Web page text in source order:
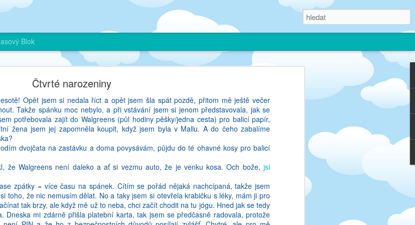
Čtvrté narozeniny
Opět jsem si nedala říct a opět jsem šla spát pozdě, přitom mě ještě večer
Takže spánku moc nebylo, a při vstávání jsem si jenom představovala, jak se
potřebovala zajít do Walgreens (půl hodiny pěšky/jedna cesta) pro balicí papír,
žena jsem jej zapomněla koupit, když jsem byla v Mallu. A do čeho zabalíme
dvojčata na zastávku a doma povysávám, půjdu do té ohavné kosy pro balicí
že Walgreens není daleko a ať si vezmu auto, že je venku kosa. Och bože, jsi
zpátky = více času na spánek. Cítím se pořád nějaká nachcípaná, takže jsem
toho, že nic nemusím dělat. No a taky jsem si otevřela krabičku s léky, mám ji pro
tak brzy, ale když mě už to neba, chci začít chodit na tu jógu. Hned jak se tedy
Dneska mi zdárně přišla platební karta, tak jsem se předčasně radovala, protože
Blok
nemluvit plynule zadnym jazykem?
Pamatuju si, jak blog byl mym dobrym pritelem ve Francii, kde jsem se mohla
taky se podelit o zajimavosti, na ktere jsem pri sve ceste narazila. On je ten svet
vas nikdo necte, delate neco spatne. A mozna proto jsem prestala psat. Jednak to
lina si sednout a neco napsat, a ke konci uz mi to prislo spise jako prace nez
si rikala, proc investuju tolik casu do neceho, z ceho nakonec nebudu nic mit.
zivot na verejnost? Jenze to nebyla pravda, a asi jsem k tomu musela dozrat
muj cesky notebook uz davno nefunguje, pisu na americkem, kde jsem si
hacku a carek. Ja uz cesky skoro nemluvim, a vlastne ani nepisu, coz mi prijde
delam v anglictine. Ale co delam v cestine? Knihy nectu. Pres semestr jsem
skripta (nebo jak se tem knizkam na uceni rika - napadly me ucebnice, ale to spis
Ceska media nesleduju vubec. Pysna na to nejsem, ze nevim, co u nas frci,
(nedavno jsem otevrela webovou stranku Blesku a utvrdila jsem se v tom, ze me